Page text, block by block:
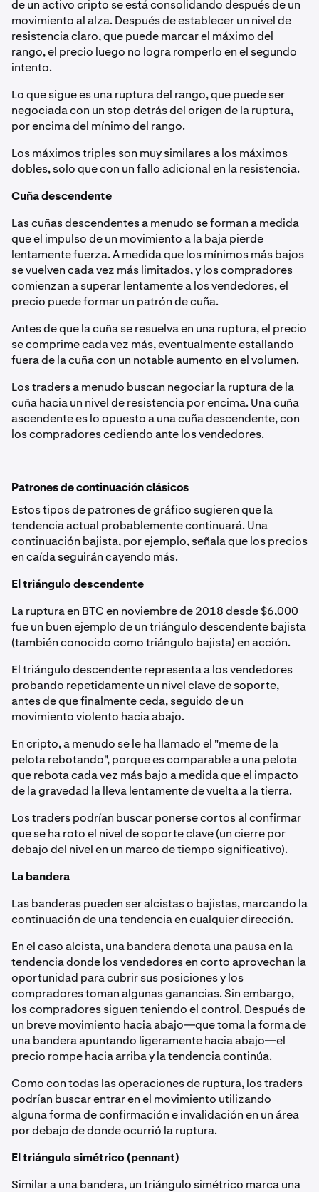
de un activo cripto se está consolidando después de un
movimiento al alza. Después de establecer un nivel de
resistencia claro, que puede marcar el máximo del
rango, el precio luego no logra romperlo en el segundo
intento.
Lo que sigue es una ruptura del rango, que puede ser
negociada con un stop detrás del origen de la ruptura,
por encima del mínimo del rango.
Los máximos triples son muy similares a los máximos
dobles, solo que con un fallo adicional en la resistencia.
Cuña descendente
Las cuñas descendentes a menudo se forman a medida
que el impulso de un movimiento a la baja pierde
lentamente fuerza. A medida que los mínimos más bajos
se vuelven cada vez más limitados, y los compradores
comienzan a superar lentamente a los vendedores, el
precio puede formar un patrón de cuña.
Antes de que la cuña se resuelva en una ruptura, el precio
se comprime cada vez más, eventualmente estallando
fuera de la cuña con un notable aumento en el volumen.
Los traders a menudo buscan negociar la ruptura de la
cuña hacia un nivel de resistencia por encima. Una cuña
ascendente es lo opuesto a una cuña descendente, con
los compradores cediendo ante los vendedores.
Patrones de continuación clásicos
Estos tipos de patrones de gráfico sugieren que la
tendencia actual probablemente continuará. Una
continuación bajista, por ejemplo, señala que los precios
en caída seguirán cayendo más.
El triángulo descendente
La ruptura en BTC en noviembre de 2018 desde $6,000
fue un buen ejemplo de un triángulo descendente bajista
(también conocido como triángulo bajista) en acción.
El triángulo descendente representa a los vendedores
probando repetidamente un nivel clave de soporte,
antes de que finalmente ceda, seguido de un
movimiento violento hacia abajo.
En cripto, a menudo se le ha llamado el "meme de la
pelota rebotando", porque es comparable a una pelota
que rebota cada vez más bajo a medida que el impacto
de la gravedad la lleva lentamente de vuelta a la tierra.
Los traders podrían buscar ponerse cortos al confirmar
que se ha roto el nivel de soporte clave (un cierre por
debajo del nivel en un marco de tiempo significativo).
La bandera
Las banderas pueden ser alcistas o bajistas, marcando la
continuación de una tendencia en cualquier dirección.
En el caso alcista, una bandera denota una pausa en la
tendencia donde los vendedores en corto aprovechan la
oportunidad para cubrir sus posiciones y los
compradores toman algunas ganancias. Sin embargo,
los compradores siguen teniendo el control. Después de
un breve movimiento hacia abajo—que toma la forma de
una bandera apuntando ligeramente hacia abajo—el
precio rompe hacia arriba y la tendencia continúa.
Como con todas las operaciones de ruptura, los traders
podrían buscar entrar en el movimiento utilizando
alguna forma de confirmación e invalidación en un área
por debajo de donde ocurrió la ruptura.
El triángulo simétrico (pennant)
Similar a una bandera, un triángulo simétrico marca una